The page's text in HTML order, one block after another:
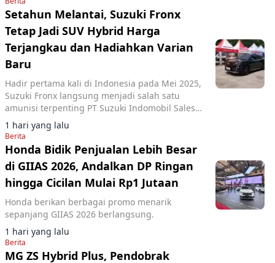
Setahun Melantai, Suzuki Fronx
Tetap Jadi SUV Hybrid Harga
Terjangkau dan Hadiahkan Varian
Baru
Hadir pertama kali di Indonesia pada Mei 2025,
Suzuki Fronx langsung menjadi salah satu
amunisi terpenting PT Suzuki Indomobil Sales
(SIS) di segmen SUV kompak.
1 hari yang lalu
Berita
Honda Bidik Penjualan Lebih Besar
di GIIAS 2026, Andalkan DP Ringan
hingga Cicilan Mulai Rp1 Jutaan
Honda berikan berbagai promo menarik
sepanjang GIIAS 2026 berlangsung.
1 hari yang lalu
Berita
MG ZS Hybrid Plus, Pendobrak